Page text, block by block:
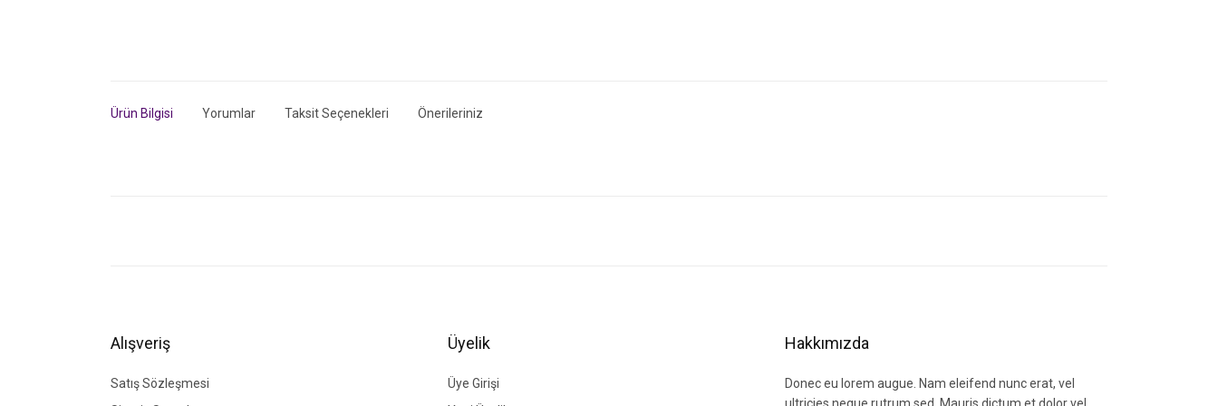
Ürün Bilgisi Yorumlar Taksit Seçenekleri Önerileriniz
Ürün fiyatı diğer sitelerden daha pahalı.
Bu ürüne benzer farklı alternatifler olmalı.
Alışveriş
Satış Sözleşmesi
Üyelik
Üye Girişi
Hakkımızda
Donec eu lorem augue. Nam eleifend nunc erat, vel